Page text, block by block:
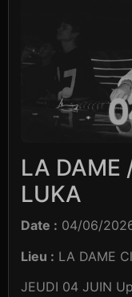
LA DAME
LUKA
Date : 04/06/
Lieu : LA DAME
JEUDI 04 JUIN